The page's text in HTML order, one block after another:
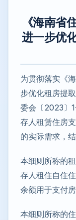
《海南省
进一步优
为贯彻落实《
步优化租房提
委会〔2023〕
存人租赁住房
的实际需求，
本细则所称的
存人租住自住
余额用于支付房
本细则所称的